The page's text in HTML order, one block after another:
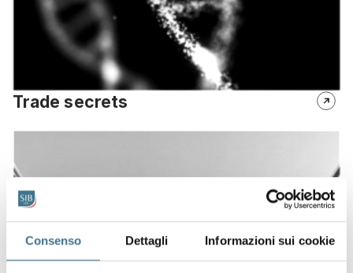
Consenso Dettagli Informazioni sui cookie
Trade secrets